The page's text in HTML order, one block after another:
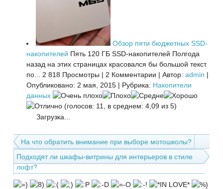
Обзор пяти бюджетных SSD-
накопителей Пять 120 ГБ SSD-накопителей Полгода
назад на этих страницах красовался бы большой текст
по...
2 818 Просмотры | 2 Комментарии | Автор: admin |
Опубликовано: 2 мая, 2015 | Рубрика: Накопители
данных
(голосов: 11, в среднем: 4,09 из 5)
Загрузка...
На что обратить внимание при выборе мотошколы?
Подходят ли шкафы-витрины для интерьеров в стиле
лофт?